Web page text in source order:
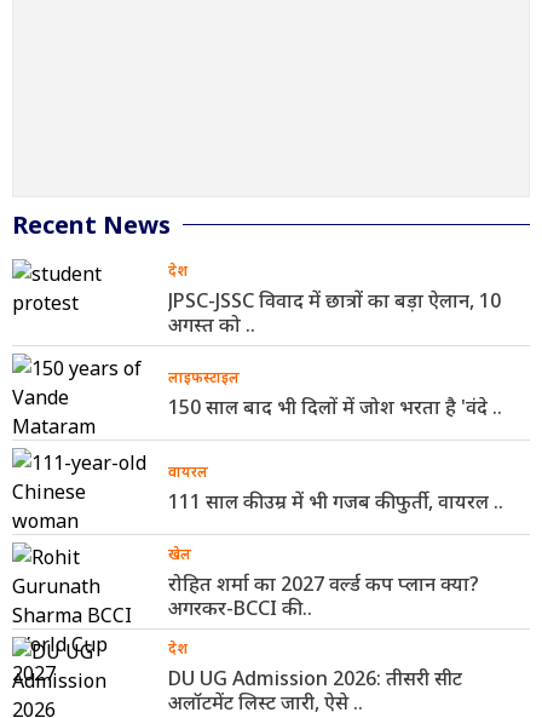
Recent News
देश
JPSC-JSSC विवाद में छात्रों का बड़ा ऐलान, 10
अगस्त को ..
लाइफस्टाइल
150 साल बाद भी दिलों में जोश भरता है 'वंदे ..
वायरल
111 साल की उम्र में भी गजब की फुर्ती, वायरल ..
खेल
रोहित शर्मा का 2027 वर्ल्ड कप प्लान क्या?
अगरकर-BCCI की ..
देश
DU UG Admission 2026: तीसरी सीट
अलॉटमेंट लिस्ट जारी, ऐसे ..